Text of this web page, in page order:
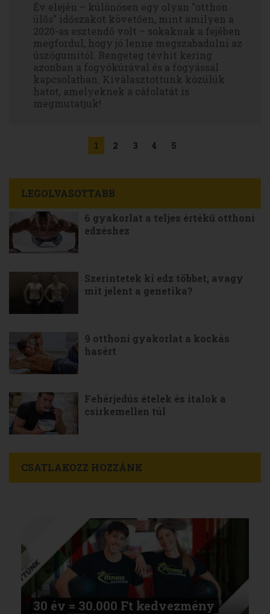
Év elején – különösen egy olyan "otthon
ülős" időszakot követően, mint amilyen a
2020-as esztendő volt – sokaknak a fejében
megfordul, hogy jó lenne megszabadulni az
úszógumitól. Rengeteg tévhit kering
azonban a fogyókúrával és a fogyással
kapcsolatban. Kiválasztottunk közülük
hatot, amelyeknek a cáfolatát is
megmutatjuk!
1 2 3 4 5
LEGOLVASOTTABB
6 gyakorlat a teljes értékű otthoni
edzéshez
Szerintetek ki edz többet, avagy
mit jelent a genetika?
9 otthoni gyakorlat a kockás
hasért
Fehérjedús ételek és italok a
csirkemellen túl
CSATLAKOZZ HOZZÁNK
30 év = 30.000 Ft kedvezmény